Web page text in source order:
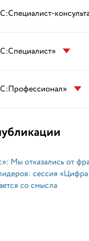
Мы отказались от
сессия
со смысла